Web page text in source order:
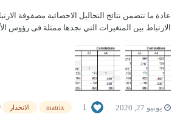
عادة ما تتضمن نتائج التحاليل الاحصائية مصفوفة
الارتباط بين المتغيرات التي نجدها ممثلة فى رؤوس
المتعارف عليها هو مسح محتوى احد شطري المصفوفة
حيث ان الشطران يق...
يونيو 27, 2020 1
matrix الانحدار